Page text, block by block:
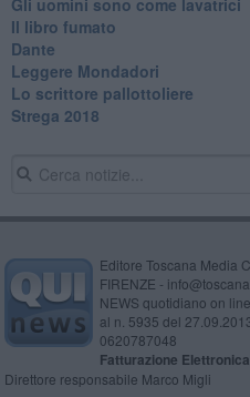
Il libro fumato
Dante
Leggere Mondadori
Lo scrittore pallottoliere
Strega 2018
Editore Toscana Media
FIRENZE -
NEWS quotidiano on
al n. 5935 del
0620787048
Fatturazione
Direttore responsabile Marco Migli